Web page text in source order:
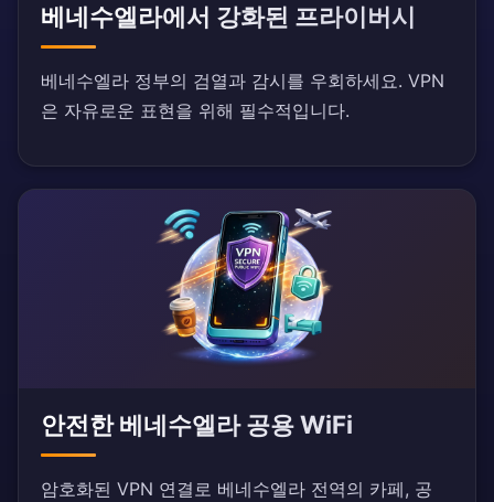
베네수엘라에서 강화된 프라이버시
베네수엘라 정부의 검열과 감시를 우회하세요. VPN
은 자유로운 표현을 위해 필수적입니다.
안전한 베네수엘라 공용 WiFi
암호화된 VPN 연결로 베네수엘라 전역의 카페, 공